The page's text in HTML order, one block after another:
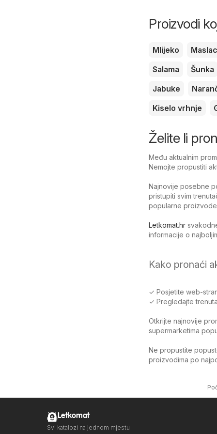
Proizvodi
Mlijeko Maslac
Salama
Šunka
Jabuke
Kiselo vrhnje
Želite li
Među aktualnim
Nemojte propustiti
Najnovije posebne
pristupiti svim
popularne
Letkomat.hr
informacije o
Kako pronaći
✓ Posjetite web-
✓ Pregledajte
Otkrijte najnovije
supermarketima
Ne propustite
proizvodima po
Letkomat
Svi katalozi na jednom mjestu